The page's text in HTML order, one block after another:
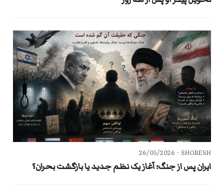
SHORESH -
26/05/2026
ایران پس از جنگ؛ آغاز یک نظم جدید یا بازگشت بحران؟